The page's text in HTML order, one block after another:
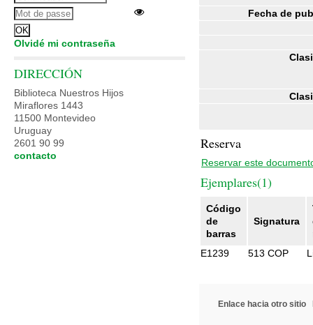
Fecha de
Reserva
Reservar este
Ejemplares(1)
Código
de
barras
Signatura
E1239
513 COP
Enlace hacia otro sitio
Olvidé mi contraseña
DIRECCIÓN
Biblioteca Nuestros Hijos
Miraflores 1443
11500 Montevideo
Uruguay
2601 90 99
contacto